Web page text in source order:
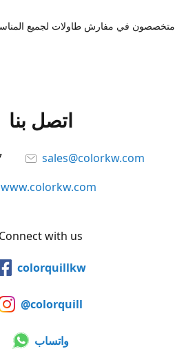
متخصصون في مفارش طاولات لجميع
اتصل بنا
sales@colorkw.com
www.colorkw.com
Connect with us
colorquillkw
@colorquill
واتساب